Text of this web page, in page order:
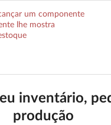
um componente
lhe mostra
inventário,
produção